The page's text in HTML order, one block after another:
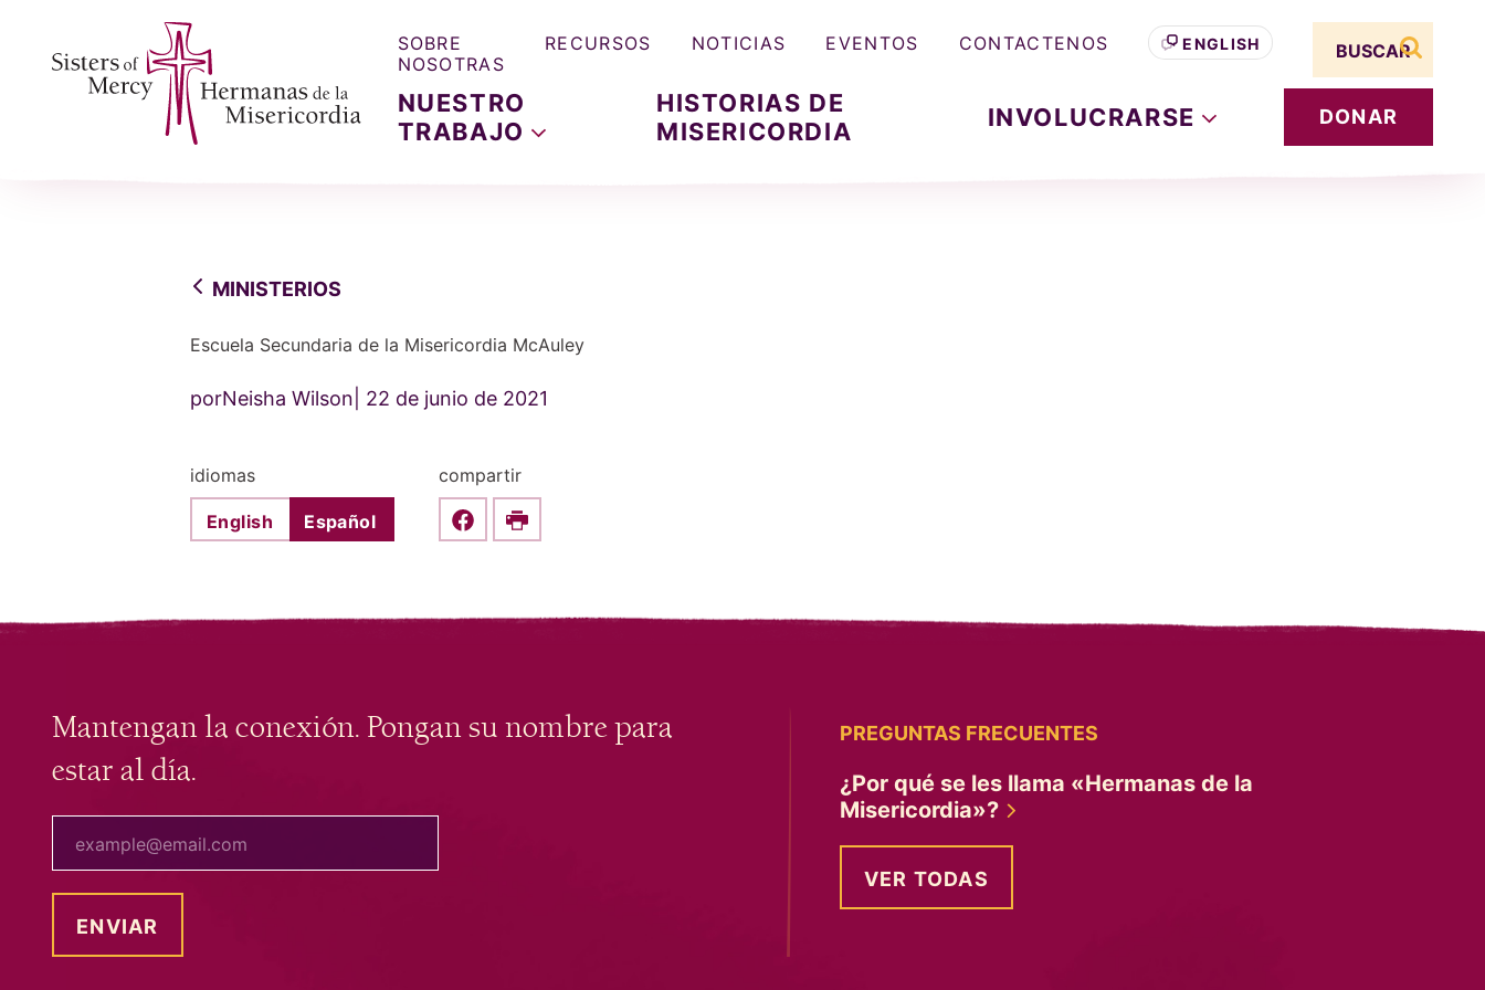
NUESTRO
TRABAJO
HISTORIAS DE
MISERICORDIA
INVOLUCRARSE DONAR
SOBRE
NOSOTRAS
RECURSOS NOTICIAS EVENTOS CONTACTENOS ENGLISH
Search term
buscar
MINISTERIOS
Escuela Secundaria de la Misericordia McAuley
porNeisha Wilson 22 de junio de 2021
idiomas
English Español
compartir
Share this on Facebook
Print
Mantengan la conexión. Pongan su nombre para
estar al día.
PREGUNTAS FRECUENTES
¿Por qué se les llama «Hermanas de la
Misericordia»?
VER TODAS